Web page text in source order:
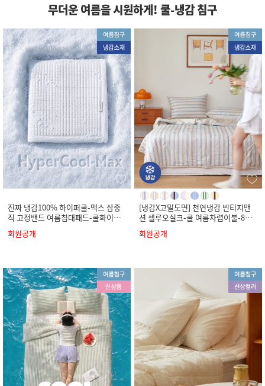
무더운 여름을 시원하게! 쿨-냉감 침구
진짜 냉감100% 하이퍼쿨-맥스 삼중
직 고정밴드 여름침대패드-쿨화이트
회원공개
[냉감X고밀도면] 천연냉감 빈티지맨
션 셀루오실크-쿨 여름차렵이불-8컬
회원공개